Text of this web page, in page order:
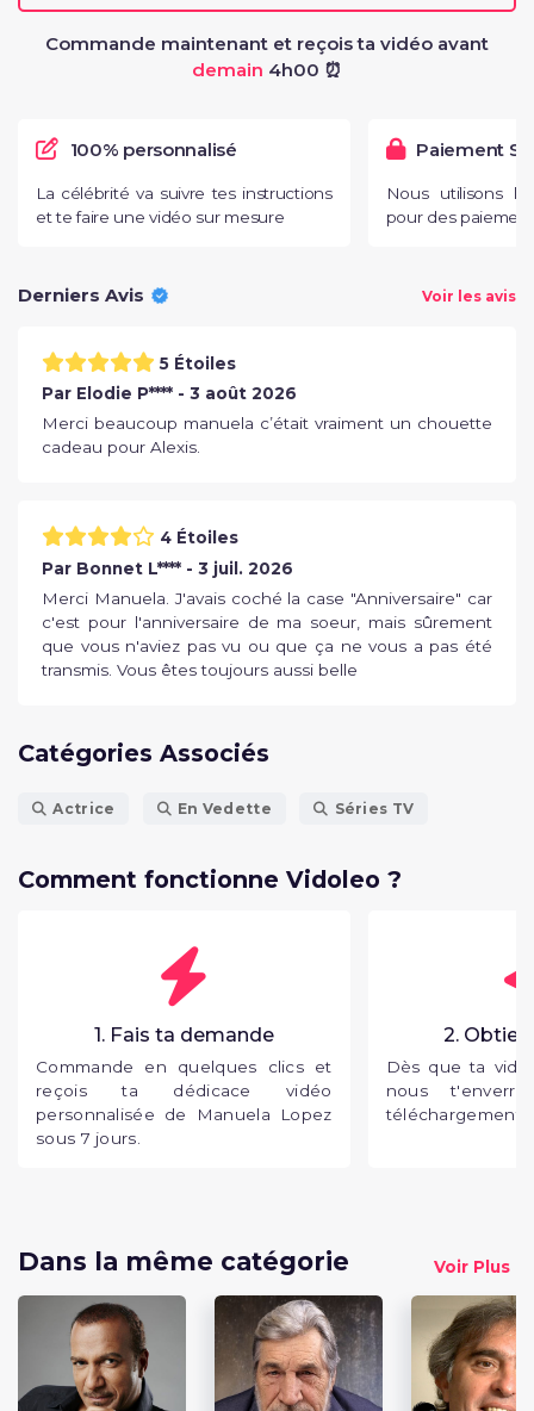
Commande maintenant et reçois ta vidéo avant
demain 4h00 ⏰
100% personnalisé
La célébrité va suivre tes instructions
et te faire une vidéo sur mesure
Paiement
Nous utilisons le
pour des
Derniers Avis Voir les avis
5 Étoiles
Par Elodie P**** - 3 août 2026
Merci beaucoup manuela c’était vraiment un chouette
cadeau pour Alexis.
4 Étoiles
Par Bonnet L**** - 3 juil. 2026
Merci Manuela. J'avais coché la case "Anniversaire" car
c'est pour l'anniversaire de ma soeur, mais sûrement
que vous n'aviez pas vu ou que ça ne vous a pas été
transmis. Vous êtes toujours aussi belle
Catégories Associés
Actrice En Vedette Séries TV
Comment fonctionne Vidoleo ?
1. Fais ta demande
Commande en quelques clics et
reçois ta dédicace vidéo
personnalisée de Manuela Lopez
sous 7 jours.
2.
Dès que ta
nous
téléchargement
Dans la même catégorie Voir Plus